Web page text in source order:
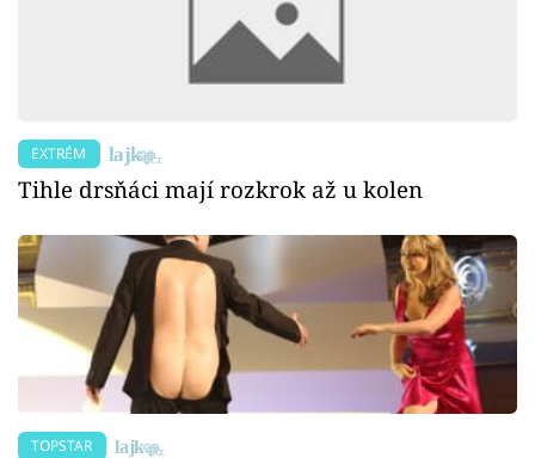
EXTRÉM
Tihle drsňáci mají rozkrok až u kolen
TOPSTAR